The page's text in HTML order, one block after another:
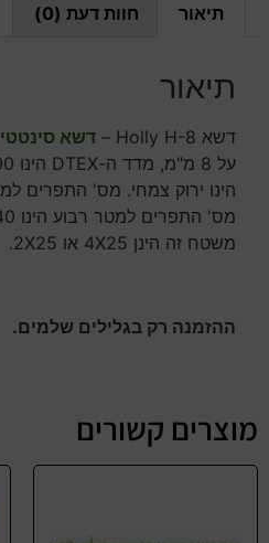
תיאור חוות דעת (0)
תיאור
דשא Holly H-8 – דשא סינטטי
משטח זה הינן 4X25 או 2X25.
ההזמנה רק בגלילים שלמים.
מוצרים קשורים